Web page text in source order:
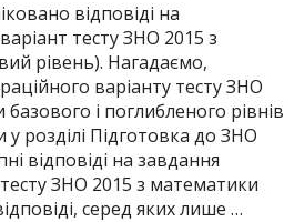
відповіді на
тесту ЗНО 2015 з
рівень). Нагадаємо,
варіанту тесту ЗНО
і поглибленого рівнів
розділі Підготовка до ЗНО
відповіді на завдання
ЗНО 2015 з математики
серед яких лише …